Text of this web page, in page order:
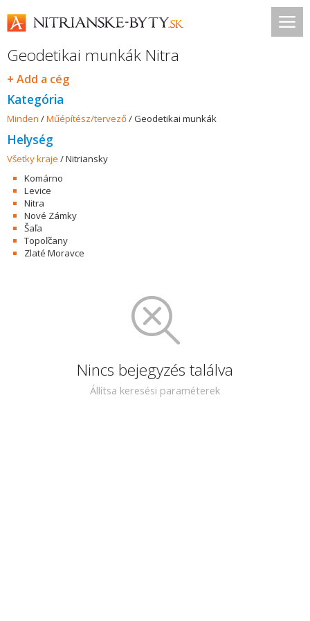
Geodetikai munkák Nitra
+ Add a cég
Kategória
Minden /Műépítész/tervező/Geodetikai munkák
Helység
Všetky kraje /Nitriansky
Komárno
Levice
Nitra
Nové Zámky
Šaľa
Topoľčany
Zlaté Moravce
Nincs bejegyzés találva
Állítsa keresési paraméterek